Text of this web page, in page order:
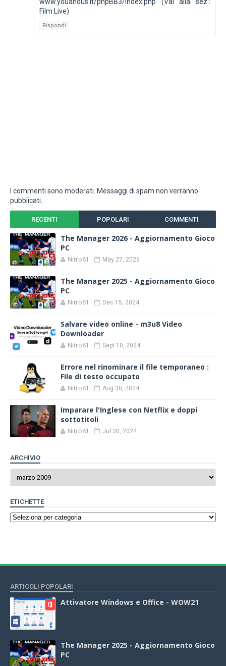
Film Live)
Rispondi
I commenti sono moderati. Messaggi di spam non verranno
pubblicati.
RECENTI POPOLARI COMMENTI
The Manager 2026 - Aggiornamento Gioco
PC
Nitro81 May 27, 2026
The Manager 2025 - Aggiornamento Gioco
PC
Nitro81 Dec 15, 2024
Salvare video online - m3u8 Video
Downloader
Nitro81 Sept 10, 2024
Errore nel rinominare il file temporaneo :
File di testo occupato
Nitro81 Aug 30, 2024
Imparare l'Inglese con Netflix e doppi
sottotitoli
Nitro81 Jul 30, 2024
ARCHIVIO
ETICHETTE
ARTICOLI POPOLARI
Attivatore Windows e Office - WOW21
The Manager 2025 - Aggiornamento Gioco
PC